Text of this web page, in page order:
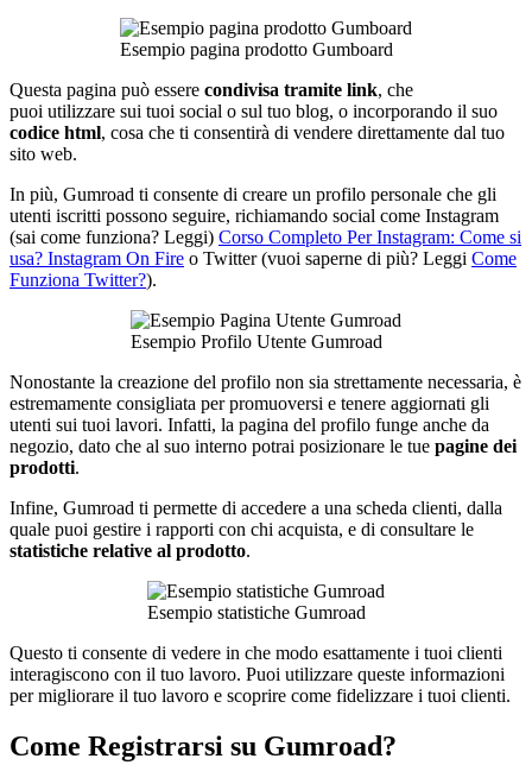
Esempio pagina prodotto Gumboard
Questa pagina può essere condivisa tramite link, che
puoi utilizzare sui tuoi social o sul tuo blog, o incorporando il suo
codice html, cosa che ti consentirà di vendere direttamente dal tuo
sito web.
In più, Gumroad ti consente di creare un profilo personale che gli
utenti iscritti possono seguire, richiamando social come Instagram
(sai come funziona? Leggi) Corso Completo Per Instagram: Come si
usa? Instagram On Fire o Twitter (vuoi saperne di più? Leggi Come
Funziona Twitter?).
Esempio Profilo Utente Gumroad
Nonostante la creazione del profilo non sia strettamente necessaria, è
estremamente consigliata per promuoversi e tenere aggiornati gli
utenti sui tuoi lavori. Infatti, la pagina del profilo funge anche da
negozio, dato che al suo interno potrai posizionare le tue pagine dei
prodotti.
Infine, Gumroad ti permette di accedere a una scheda clienti, dalla
quale puoi gestire i rapporti con chi acquista, e di consultare le
statistiche relative al prodotto.
Esempio statistiche Gumroad
Questo ti consente di vedere in che modo esattamente i tuoi clienti
interagiscono con il tuo lavoro. Puoi utilizzare queste informazioni
per migliorare il tuo lavoro e scoprire come fidelizzare i tuoi clienti.
Come Registrarsi su Gumroad?